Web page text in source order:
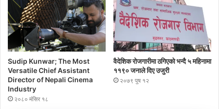
Sudip Kunwar; The Most
Versatile Chief Assistant
Director of Nepali Cinema
Industry
२०८० मंसिर १८
वैदेशिक रोजगारीमा ठगिएको भन्दै ५ महिनामा
११९० जनाले दिए उजुरी
२०७९ पुष १२